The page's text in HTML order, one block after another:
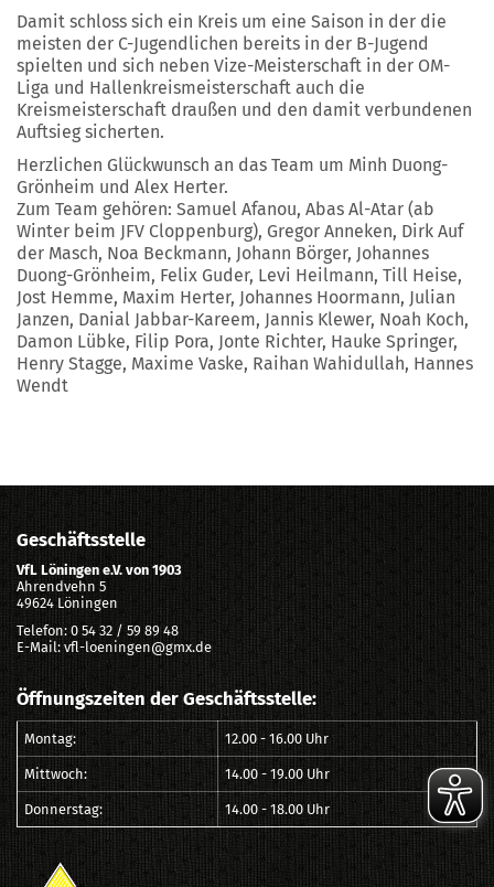
Damit schloss sich ein Kreis um eine Saison in der die
meisten der C-Jugendlichen bereits in der B-Jugend
spielten und sich neben Vize-Meisterschaft in der OM-
Liga und Hallenkreismeisterschaft auch die
Kreismeisterschaft draußen und den damit verbundenen
Auftsieg sicherten.
Herzlichen Glückwunsch an das Team um Minh Duong-
Grönheim und Alex Herter.
Zum Team gehören: Samuel Afanou, Abas Al-Atar (ab
Winter beim JFV Cloppenburg), Gregor Anneken, Dirk Auf
der Masch, Noa Beckmann, Johann Börger, Johannes
Duong-Grönheim, Felix Guder, Levi Heilmann, Till Heise,
Jost Hemme, Maxim Herter, Johannes Hoormann, Julian
Janzen, Danial Jabbar-Kareem, Jannis Klewer, Noah Koch,
Damon Lübke, Filip Pora, Jonte Richter, Hauke Springer,
Henry Stagge, Maxime Vaske, Raihan Wahidullah, Hannes
Wendt
Geschäftsstelle
VfL Löningen e.V. von 1903
Ahrendvehn 5
49624 Löningen
Telefon: 0 54 32 / 59 89 48
E-Mail: vfl-loeningen@gmx.de
Öffnungszeiten der Geschäftsstelle:
Montag: 12.00 - 16.00 Uhr
Mittwoch: 14.00 - 19.00 Uhr
Donnerstag: 14.00 - 18.00 Uhr